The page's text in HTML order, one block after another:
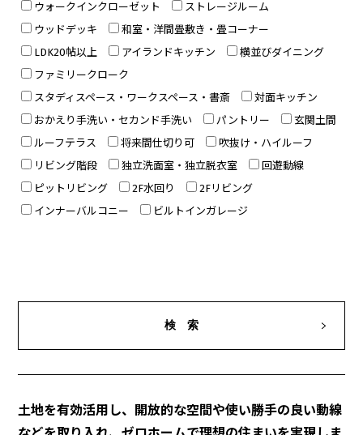
ウォークインクローゼット
ストレージルーム
ウッドデッキ
和室・洋間畳敷き・畳コーナー
LDK20帖以上
アイランドキッチン
横並びダイニング
ファミリークローク
スタディスペース・ワークスペース・書斎
対面キッチン
おかえり手洗い・セカンド手洗い
パントリー
玄関土間
ルーフテラス
将来間仕切り可
吹抜け・ハイルーフ
リビング階段
独立洗面室・独立脱衣室
回遊動線
ピットリビング
2F水回り
2Fリビング
インナーバルコニー
ビルトインガレージ
土地を有効活用し、開放的な空間や使い勝手の良い動線